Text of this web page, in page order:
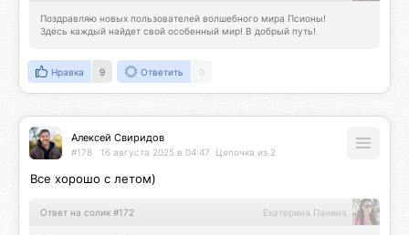
Поздравляю новых пользователей волшебного мира Псионы!
Здесь каждый найдет свой особенный мир! В добрый путь!
Нравка 9 Ответить 0
Алексей Свиридов
#178 16 августа 2025 в 04:47 Цепочка из 2
Все хорошо с летом)
Ответ на солик #172 Екатерина Панина